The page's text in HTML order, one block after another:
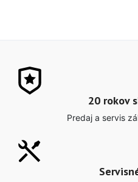
20 rokov
Predaj a servis